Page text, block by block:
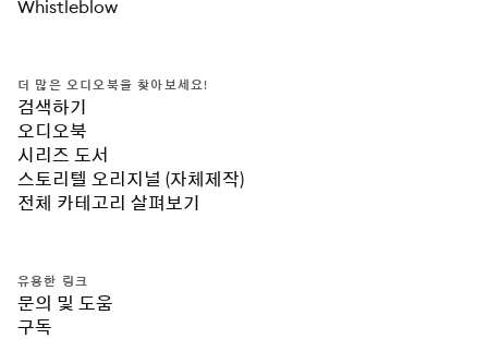
Whistleblow
더 많은 오디오북을 찾아보세요!
검색하기
오디오북
시리즈 도서
스토리텔 오리지널 (자체제작)
전체 카테고리 살펴보기
유용한 링크
문의 및 도움
구독